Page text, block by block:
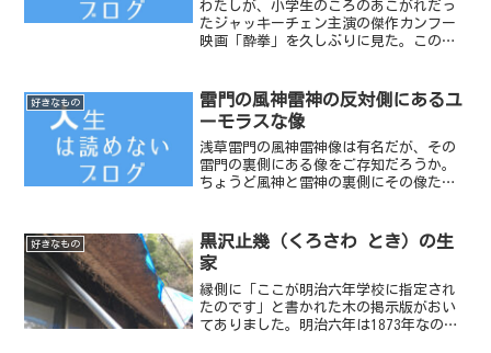
凄いのだと思う件
わたしが、小学生のころのあこがれだっ
たジャッキーチェン主演の傑作カンフー
映画「酔拳」を久しぶりに見た。この映
拳のまねをして、急性カンフー使いとな
っていた。
好きなもの
雷門の風神雷神の反対側にあるユ
ーモラスな像
浅草雷門の風神雷神像は有名だが、その
雷門の裏側にある像をご存知だろうか。
ちょうど風神と雷神の裏側にその像たち
2012年11月21日 雷神の裏側にいる金竜
像】
好きなもの
黒沢止幾（くろさわ とき）の生
家
縁側に「ここが明治六年学校に指定され
たのです」と書かれた木の掲示版がおい
てありました。明治六年は1873年なので